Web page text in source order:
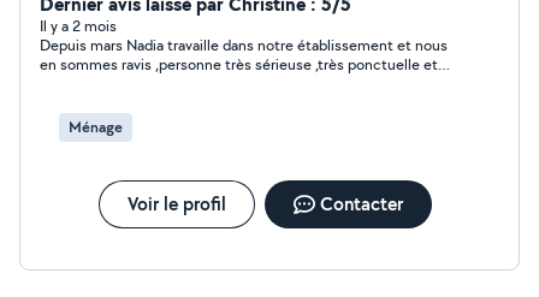
Il y a 2 mois
Depuis mars Nadia travaille dans notre établissement et nous
en sommes ravis ,personne très sérieuse ,très ponctuelle et
si jeune ,bravo Nadia et heureux de vous avoir chez nous .
Ménage
Voir le profil Contacter